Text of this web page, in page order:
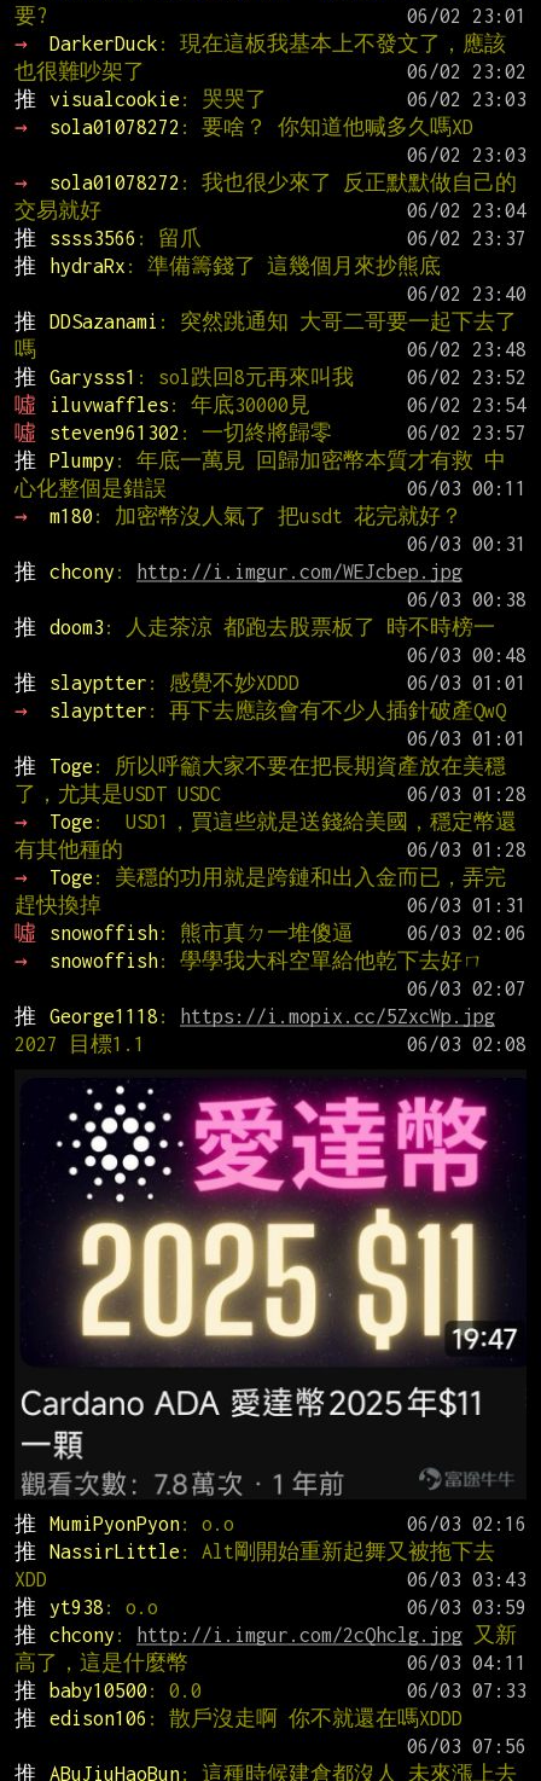
要?
→
DarkerDuck : 現在這板我基本上不發文了，應該
也很難吵架了
推
visualcookie : 哭哭了
→
sola01078272 : 要啥？ 你知道他喊多久嗎XD
→
sola01078272 : 我也很少來了 反正默默做自己的
交易就好
推
ssss3566 : 留爪
推
hydraRx : 準備籌錢了 這幾個月來抄熊底
推
DDSazanami : 突然跳通知 大哥二哥要一起下去了
嗎
推
Garysss1 : sol跌回8元再來叫我
噓
iluvwaffles : 年底30000見
噓
steven961302 : 一切終將歸零
推
Plumpy : 年底一萬見 回歸加密幣本質才有救 中
心化整個是錯誤
→
m180 : 加密幣沒人氣了 把usdt 花完就好？
推
chcony :
http://i.imgur.com/WEJcbep.jpg
推
doom3 : 人走茶涼 都跑去股票板了 時不時榜一
推
slayptter : 感覺不妙XDDD
→
slayptter : 再下去應該會有不少人插針破產QwQ
推
Toge : 所以呼籲大家不要在把長期資產放在美穩
了，尤其是USDT USDC
→
Toge :  USD1，買這些就是送錢給美國，穩定幣還
有其他種的
→
Toge : 美穩的功用就是跨鏈和出入金而已，弄完
趕快換掉
噓
snowoffish: 熊市真ㄉ一堆傻逼
→
snowoffish: 學學我大科空單給他乾下去好ㄇ
推
George1118 :
https://i.mopix.cc/5ZxcWp.jpg
2027 目標1.1
推 MumiPyonPyon: o.o
推
NassirLittle : Alt剛開始重新起舞又被拖下去
XDD
推
yt938 : o.o
推
chcony : http://i.imgur.com/2cQhclg.jpg 又新
高了，這是什麼幣
推
baby10500 : 0.0
推
edison106 : 散戶沒走啊 你不就還在嗎XDDD
推
ABuJiuHaoBun: 這種時候建倉都沒人 未來漲上去